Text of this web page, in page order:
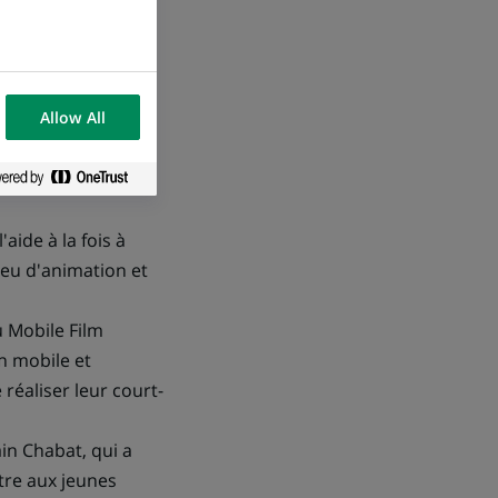
Luc Besson :
à la fois à
d'animation et
Mobile Film
mobile et
réaliser leur court-
Chabat, qui a
aux jeunes
Allow All